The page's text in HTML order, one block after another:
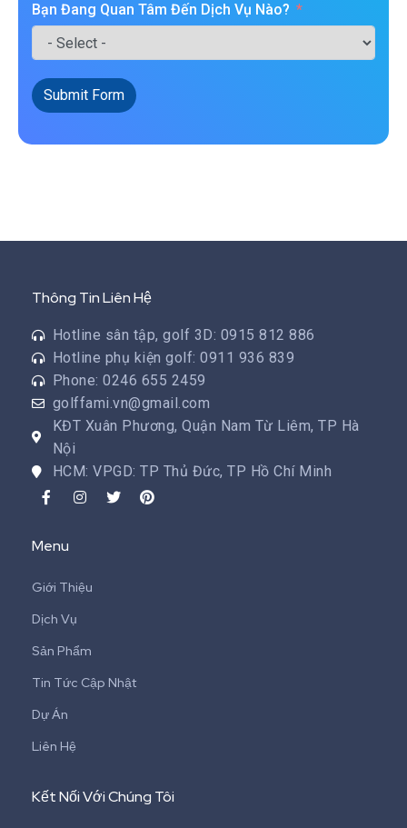
Bạn Đang Quan Tâm Đến Dịch Vụ Nào?
Submit Form
Thông Tin Liên Hệ
Hotline sân tập, golf 3D: 0915 812 886
Hotline phụ kiện golf: 0911 936 839
Phone: 0246 655 2459
golffami.vn@gmail.com
KĐT Xuân Phương, Quận Nam Từ Liêm, TP Hà
Nội
HCM: VPGD: TP Thủ Đức, TP Hồ Chí Minh
Menu
Giới Thiệu
Dịch Vụ
Sản Phẩm
Tin Tức Cập Nhật
Dự Án
Liên Hệ
Kết Nối Với Chúng Tôi